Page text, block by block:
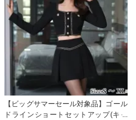
【ビッグサマーセール対象品】ゴール
ドラインショートセットアップ(キャ